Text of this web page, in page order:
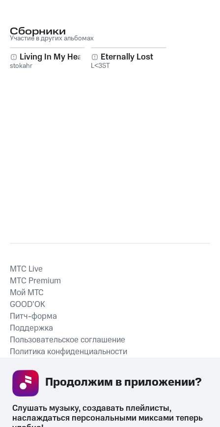
Сборники
Участие в других альбомах
Living In My Head
stokahr
Eternally Lost
L<3ST
СКАЧАТЬ ПРИЛОЖЕНИЕ
MTС Live
MTС Premium
Мой МТС
GOOD’OK
Питч-форма
Поддержка
Пользовательское соглашение
Политика конфиденциальности
Слушать музыку, создавать плейлисты,
наслаждаться персональными миксами теперь